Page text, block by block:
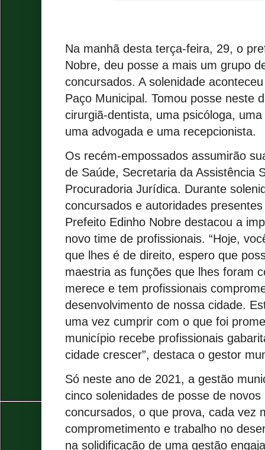
Na manhã desta terça-feira, 29, o
Nobre, deu posse a mais um grupo
concursados. A solenidade
Paço Municipal. Tomou posse neste
cirurgiã-dentista, uma psicóloga,
uma advogada e uma recepcionista.
Os recém-empossados assumirão
de Saúde, Secretaria da Assistência
Procuradoria Jurídica. Durante
concursados e autoridades
Prefeito Edinho Nobre destacou a
novo time de profissionais. “Hoje,
que lhes é de direito, espero que
maestria as funções que lhes foram
merece e tem profissionais
desenvolvimento de nossa cidade.
uma vez cumprir com o que foi
município recebe profissionais
cidade crescer”, destaca o gestor
Só neste ano de 2021, a gestão
cinco solenidades de posse de novos
concursados, o que prova, cada vez
comprometimento e trabalho no
na solidificação de uma gestão